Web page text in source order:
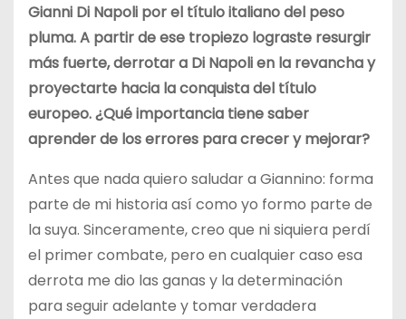
Gianni Di Napoli por el título italiano del peso
pluma. A partir de ese tropiezo lograste resurgir
más fuerte, derrotar a Di Napoli en la revancha y
proyectarte hacia la conquista del título
europeo. ¿Qué importancia tiene saber
aprender de los errores para crecer y mejorar?
Antes que nada quiero saludar a Giannino: forma
parte de mi historia así como yo formo parte de
la suya. Sinceramente, creo que ni siquiera perdí
el primer combate, pero en cualquier caso esa
derrota me dio las ganas y la determinación
para seguir adelante y tomar verdadera